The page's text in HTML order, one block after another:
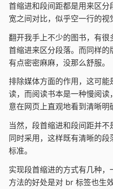
首缩进和段间距都是用来区
宽之间对比，似乎空一行的视
翻开我手上不少的图书，有
首缩进来区分段落。而同样
有点密密麻麻，没那么舒服。
排除媒体方面的作用，这可能
读，而阅读书本是一种慢阅
意在网页上直观地看到清晰明
当然，段首缩进和段间距并
同时采用，这样既有清晰的
标准。
实现段首缩进的方式有几种
方法的好处是对 br 标签也生